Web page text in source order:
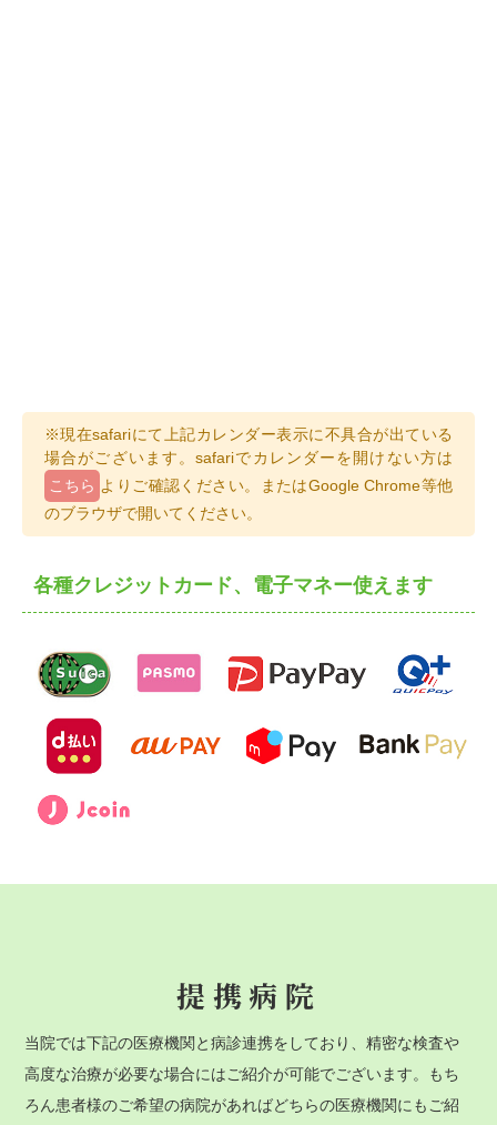
※現在safariにて上記カレンダー表示に不具合が出ている
場合がございます。safariでカレンダーを開けない方は
こちら よりご確認ください。またはGoogle Chrome等他
のブラウザで開いてください。
各種クレジットカード、電子マネー使えます
提携病院
当院では下記の医療機関と病診連携をしており、精密な検査や
高度な治療が必要な場合にはご紹介が可能でございます。もち
ろん患者様のご希望の病院があればどちらの医療機関にもご紹